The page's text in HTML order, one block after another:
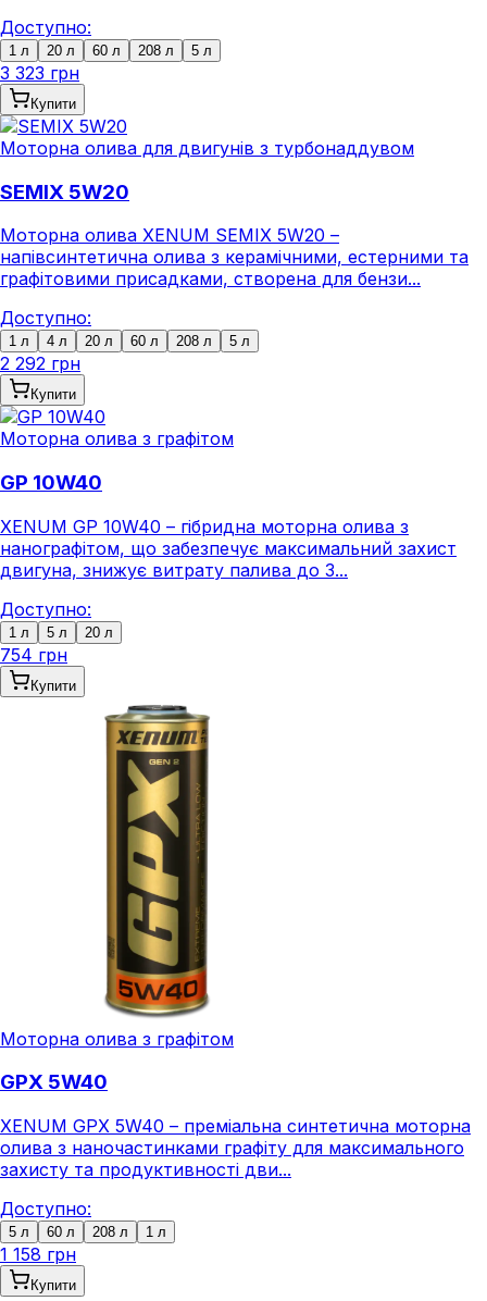
Доступно:
1 л 20 л 60 л 208 л 5 л
3 323 грн
Купити
Моторна олива для двигунів з турбонаддувом
SEMIX 5W20
Моторна олива XENUM SEMIX 5W20 –
напівсинтетична олива з керамічними, естерними та
графітовими присадками, створена для бензи...
Доступно:
1 л 4 л 20 л 60 л 208 л 5 л
2 292 грн
Купити
Моторна олива з графітом
GP 10W40
XENUM GP 10W40 – гібридна моторна олива з
нанографітом, що забезпечує максимальний захист
двигуна, знижує витрату палива до 3...
Доступно:
1 л 5 л 20 л
754 грн
Купити
Моторна олива з графітом
GPX 5W40
XENUM GPX 5W40 – преміальна синтетична моторна
олива з наночастинками графіту для максимального
захисту та продуктивності дви...
Доступно:
5 л 60 л 208 л 1 л
1 158 грн
Купити